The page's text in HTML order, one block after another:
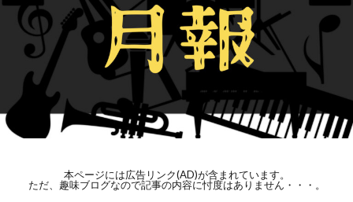
本ページには広告リンク(AD)が含まれています。
ただ、趣味ブログなので記事の内容に忖度はありません・・・。